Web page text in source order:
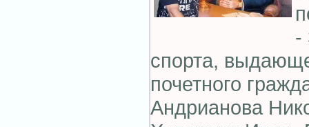
-
спорта,
почетного
Андрианова